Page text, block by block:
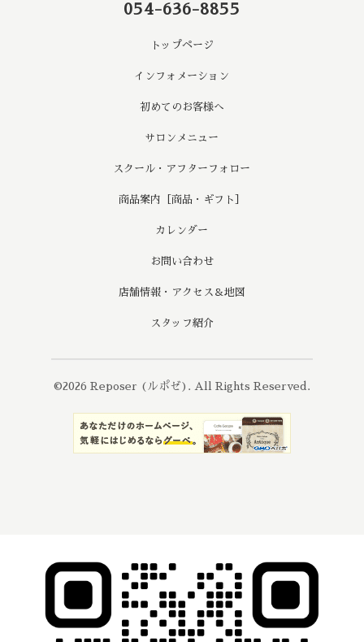
054-636-8855
トップページ
インフォメーション
初めてのお客様へ
サロンメニュー
スクール・アフターフォロー
商品案内［商品・ギフト］
カレンダー
お問い合わせ
店舗情報・アクセス＆地図
スタッフ紹介
©2026 Reposer (ルポゼ) . All Rights Reserved.